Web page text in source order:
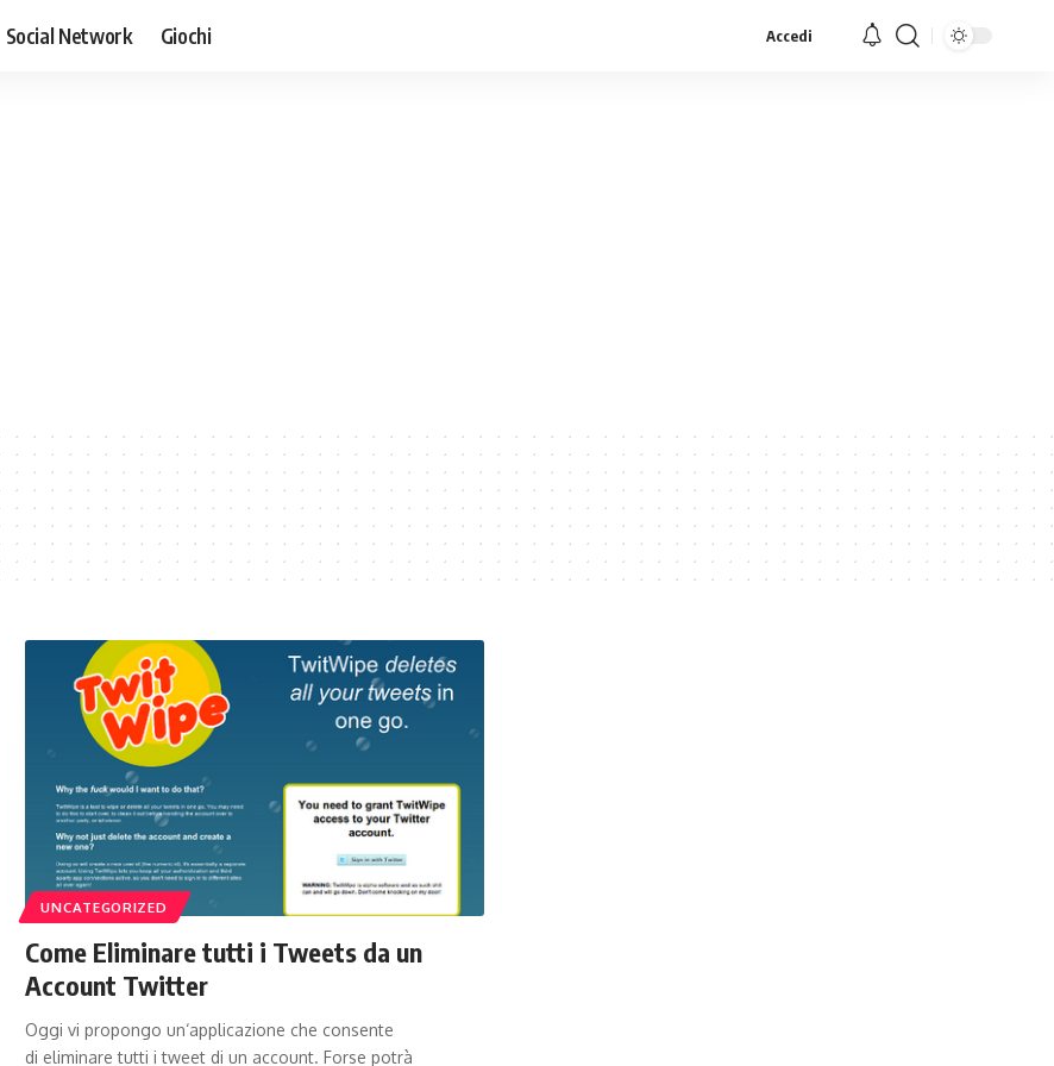
Social Network Giochi Accedi
UNCATEGORIZED
Come Eliminare tutti i Tweets da un
Account Twitter
Oggi vi propongo un‘applicazione che consente
di eliminare tutti i tweet di un account. Forse potrà